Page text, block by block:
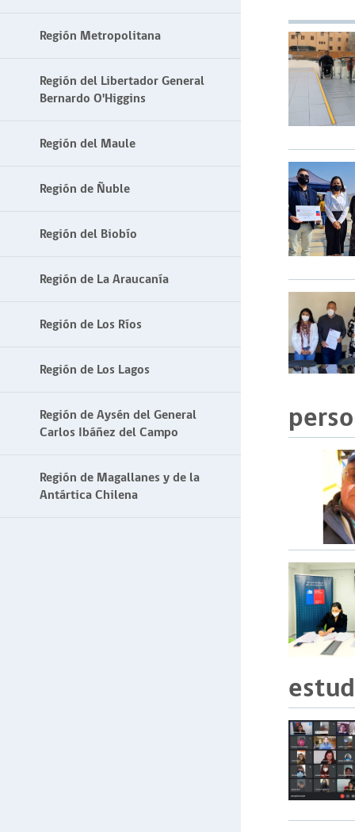
Región Metropolitana
Región del Libertador General
Bernardo O'Higgins
Región del Maule
Región de Ñuble
Región del Biobío
Región de La Araucanía
Región de Los Ríos
Región de Los Lagos
Región de Aysén del General
Carlos Ibáñez del Campo
Región de Magallanes y de la
Antártica Chilena